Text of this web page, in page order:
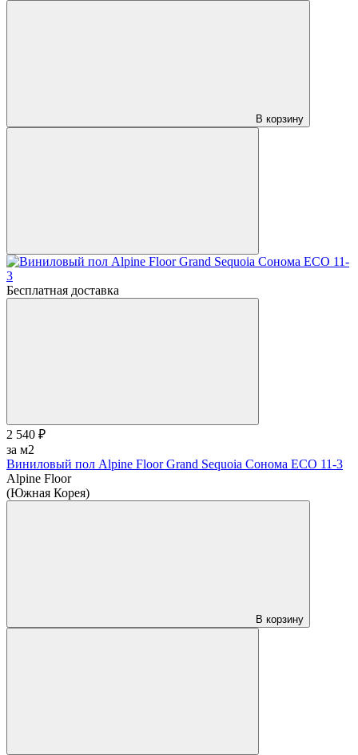
В корзину
Бесплатная доставка
2 540 ₽
за м2
Виниловый пол Alpine Floor Grand Sequoia Сонома ECO 11-3
Alpine Floor
(Южная Корея)
В корзину